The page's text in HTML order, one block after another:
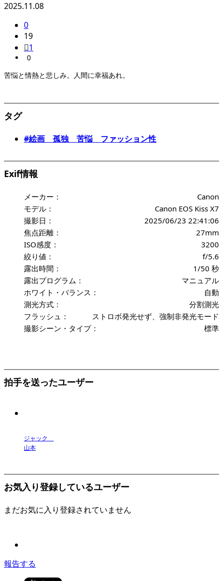
2025.11.08
0
19
1
0
苦悩と情熱と悲しみ。人間に幸福あれ。
タグ
#絵画 孤独 苦悩 ファッション性
Exif情報
メーカー：
Canon
モデル：
Canon EOS Kiss X7
撮影日：
2025/06/23 22:41:06
焦点距離：
27mm
ISO感度：
3200
絞り値：
f/5.6
露出時間：
1/50 秒
露出プログラム：
マニュアル
ホワイト・バランス：
自動
測光方式：
分割測光
フラッシュ：
ストロボ発光せず、強制非発光モード
撮影シーン・タイプ：
標準
拍手を送ったユーザー
ジャック
山本
お気入り登録しているユーザー
まだお気に入り登録されていません
報告する